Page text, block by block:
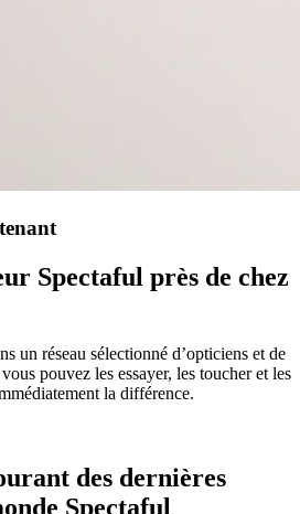
Spectaful près de chez
un réseau sélectionné d’opticiens et de
pouvez les essayer, les toucher et les
la différence.
des dernières
Spectaful